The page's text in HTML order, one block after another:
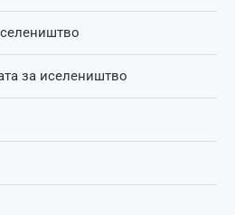
за иселеништво